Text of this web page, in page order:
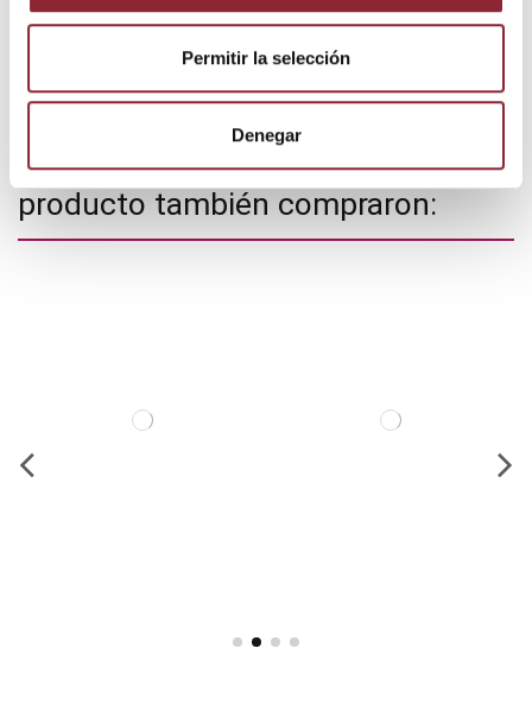
Permitir la selección
Denegar
Los clientes que adquirieron este
producto también compraron: